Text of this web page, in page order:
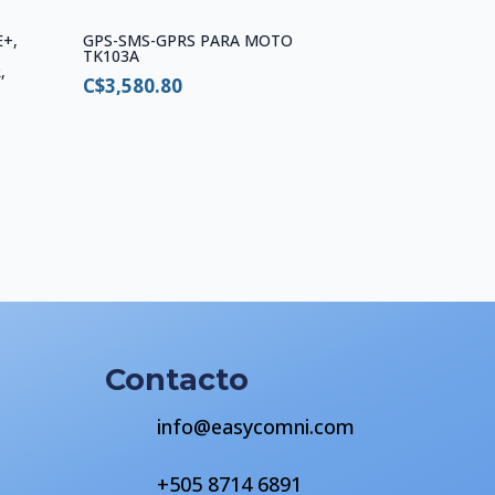
GPS-SMS-GPRS PARA MOTO
TK103A
C$3,580.80
Contacto
info@easycomni.com
+505 8714 6891